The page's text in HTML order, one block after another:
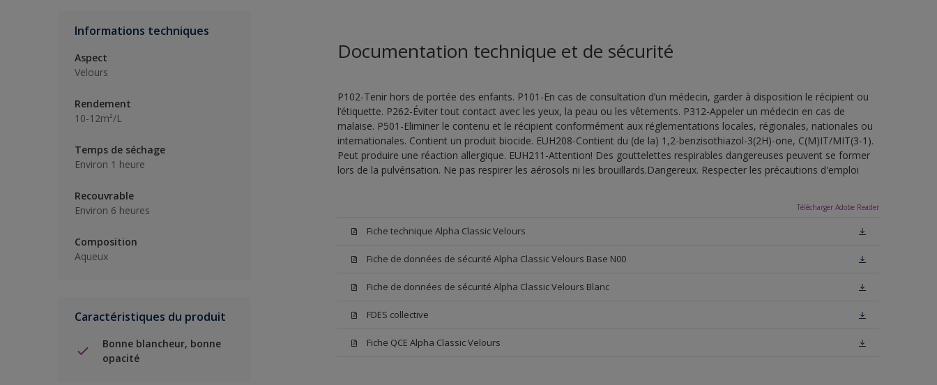
Informations techniques
Aspect
Velours
Rendement
10-12m²/L
Temps de séchage
Environ 1 heure
Recouvrable
Environ 6 heures
Composition
Aqueux
Caractéristiques du produit
Bonne blancheur, bonne
opacité
Documentation technique et de sécurité
P102-Tenir hors de portée des enfants. P101-En cas de consultation d’un médecin, garder à disposition le récipient ou
l’étiquette. P262-Éviter tout contact avec les yeux, la peau ou les vêtements. P312-Appeler un médecin en cas de
malaise. P501-Eliminer le contenu et le récipient conformément aux réglementations locales, régionales, nationales ou
internationales. Contient un produit biocide. EUH208-Contient du (de la) 1,2-benzisothiazol-3(2H)-one, C(M)IT/MIT(3-1).
Peut produire une réaction allergique. EUH211-Attention! Des gouttelettes respirables dangereuses peuvent se former
lors de la pulvérisation. Ne pas respirer les aérosols ni les brouillards.Dangereux. Respecter les précautions d'emploi
Télécharger Adobe Reader
Fiche technique Alpha Classic Velours
Fiche de données de sécurité Alpha Classic Velours Base N00
Fiche de données de sécurité Alpha Classic Velours Blanc
FDES collective
Fiche QCE Alpha Classic Velours